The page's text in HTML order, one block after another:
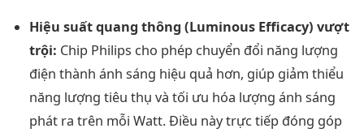
Hiệu suất quang thông (Luminous Efficacy) vượt
trội: Chip Philips cho phép chuyển đổi năng lượng
điện thành ánh sáng hiệu quả hơn, giúp giảm thiểu
năng lượng tiêu thụ và tối ưu hóa lượng ánh sáng
phát ra trên mỗi Watt. Điều này trực tiếp đóng góp